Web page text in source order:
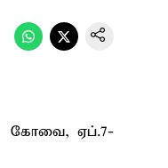
கோவை, ஏப்.7-